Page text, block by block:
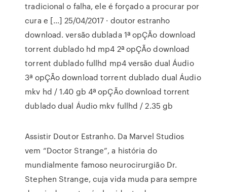
tradicional o falha, ele é forçado a procurar por
cura e […] 25/04/2017 · doutor estranho
download. versão dublada 1ª opÇÃo download
torrent dublado hd mp4 2ª opÇÃo download
torrent dublado fullhd mp4 versão dual Áudio
3ª opÇÃo download torrent dublado dual Áudio
mkv hd / 1.40 gb 4ª opÇÃo download torrent
dublado dual Áudio mkv fullhd / 2.35 gb
Assistir Doutor Estranho. Da Marvel Studios
vem “Doctor Strange”, a história do
mundialmente famoso neurocirurgião Dr.
Stephen Strange, cuja vida muda para sempre